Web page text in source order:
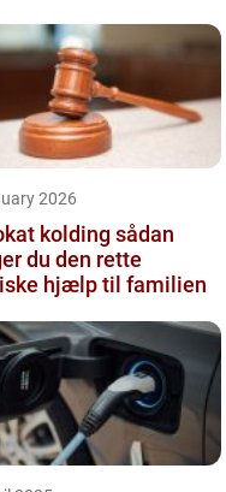
2026
kolding sådan
du den rette
hjælp til familien